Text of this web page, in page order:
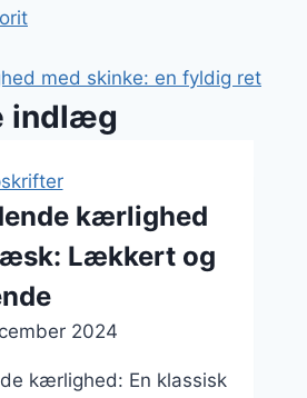
med skinke: en fyldig ret
indlæg
kærlighed
Lækkert og
2024
kærlighed: En klassisk